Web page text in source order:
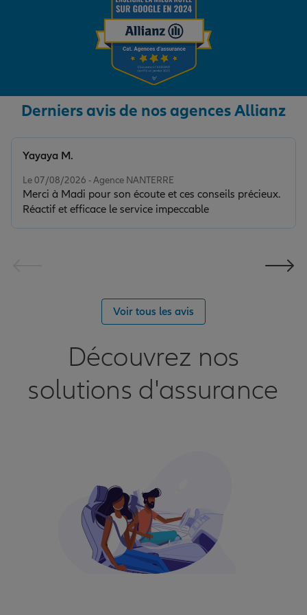
Derniers avis de nos agences Allianz
Le 07/08/2026 - Agence NANTERRE
Merci à Madi pour son écoute et ces conseils précieux.
Réactif et efficace le service impeccable
Yayaya M.
Voir tous les avis
Découvrez nos
solutions d'assurance